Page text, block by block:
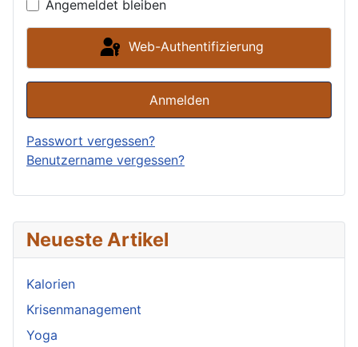
Neueste Artikel
Kalorien
Krisenmanagement
Yoga
Angemeldet bleiben
Web-Authentifizierung
Anmelden
Passwort vergessen?
Benutzername vergessen?